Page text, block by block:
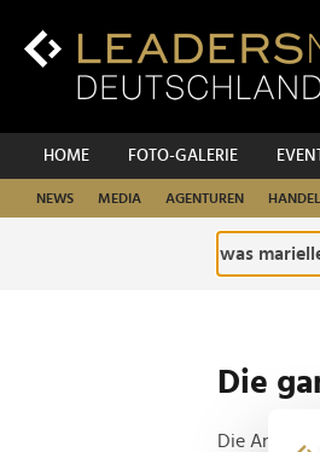
Inhalt
HOME FOTO-GALERIE
NEWS MEDIA AGENTUREN HANDEL
Die
Die Anfrage